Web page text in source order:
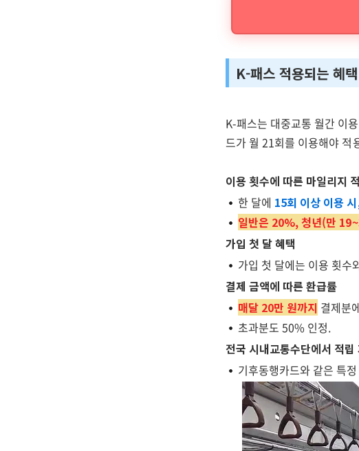
K-패스 적용되는 혜
K-패스는 대중교통 월간 이
드가 월 21회를 이용해야 적
이용 횟수에 따른 마일리지
한 달에 15회 이상 이용
일반은 20%, 청년(만
가입 첫 달 혜택
가입 첫 달에는 이용 횟수
결제 금액에 따른 환급률
매달 20만 원까지 결제분
초과분도 50% 인정.
전국 시내교통수단에서 적립
기후동행카드와 같은 특